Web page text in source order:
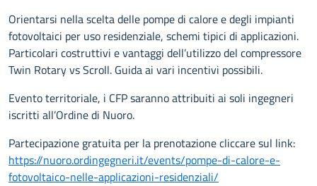
Orientarsi nella scelta delle pompe di calore e degli impianti
fotovoltaici per uso residenziale, schemi tipici di applicazioni.
Particolari costruttivi e vantaggi dell’utilizzo del compressore
Twin Rotary vs Scroll. Guida ai vari incentivi possibili.
Evento territoriale, i CFP saranno attribuiti ai soli ingegneri
iscritti all’Ordine di Nuoro.
Partecipazione gratuita per la prenotazione cliccare sul link:
https://nuoro.ordingegneri.it/events/pompe-di-calore-e-
fotovoltaico-nelle-applicazioni-residenziali/